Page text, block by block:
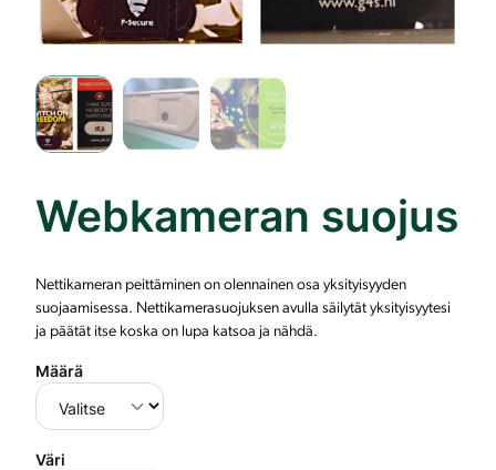
Webkameran suojus
Nettikameran peittäminen on olennainen osa yksityisyyden
suojaamisessa. Nettikamerasuojuksen avulla säilytät yksityisyytesi
ja päätät itse koska on lupa katsoa ja nähdä.
Määrä
Väri